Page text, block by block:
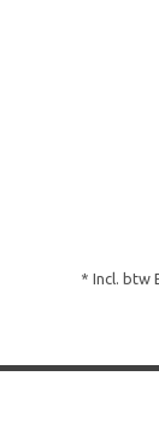
* Incl. btw